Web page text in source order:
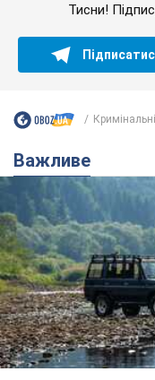
Тисни!
Важливе